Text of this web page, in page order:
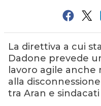
La direttiva a cui
Dadone prevede
lavoro agile anche
alla
tra Aran e sindacati